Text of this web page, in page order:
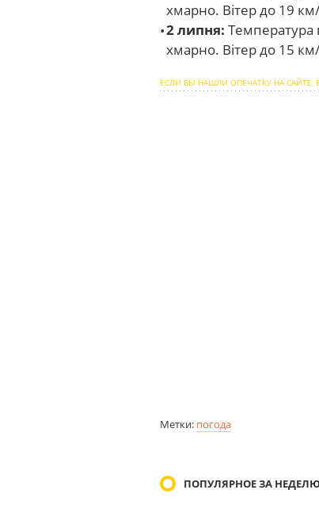
хмарно. Вітер до 19
2 липня: Температура
хмарно. Вітер до 15
ЕСЛИ ВЫ НАШЛИ ОПЕЧАТКУ НА САЙТЕ,
Метки: погода
ПОПУЛЯРНОЕ ЗА